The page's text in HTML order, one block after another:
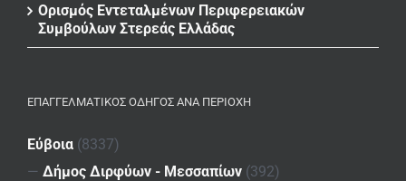
Ορισμός Εντεταλμένων Περιφερειακών
Συμβούλων Στερεάς Ελλάδας
ΕΠΑΓΓΕΛΜΑΤΙΚΌΣ ΟΔΗΓΌΣ ΑΝΆ ΠΕΡΙΟΧΉ
Εύβοια (8337)
— Δήμος Διρφύων - Μεσσαπίων (392)